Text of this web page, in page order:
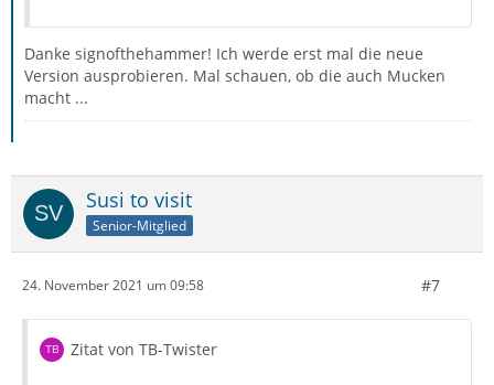
Danke signofthehammer! Ich werde erst mal die neue
Version ausprobieren. Mal schauen, ob die auch Mucken
macht ...
Susi to visit
Senior-Mitglied
24. November 2021 um 09:58 #7
Zitat von TB-Twister